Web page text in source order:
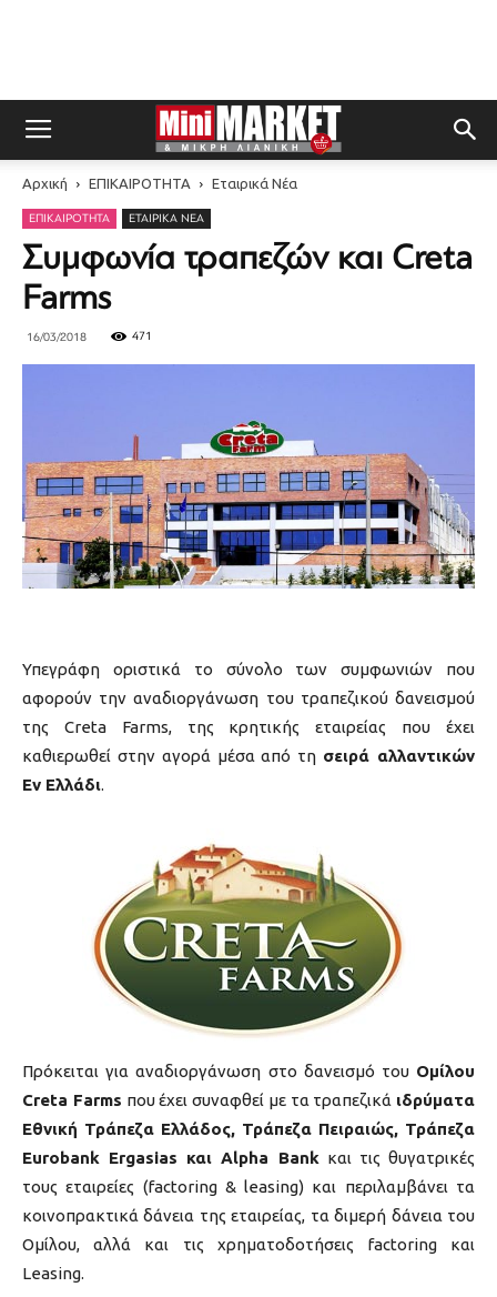
Αρχική ΕΠΙΚΑΙΡΟΤΗΤΑ Εταιρικά Νέα
ΕΠΙΚΑΙΡΟΤΗΤΑ ΕΤΑΙΡΙΚΆ ΝΈΑ
Συμφωνία τραπεζών και Creta
Farms
16/03/2018 471
Υπεγράφη οριστικά το σύνολο των συμφωνιών που
αφορούν την αναδιοργάνωση του τραπεζικού δανεισμού
της Creta Farms, της κρητικής εταιρείας που έχει
καθιερωθεί στην αγορά μέσα από τη σειρά αλλαντικών
Εν Ελλάδι.
Πρόκειται για αναδιοργάνωση στο δανεισμό του Ομίλου
Creta Farms που έχει συναφθεί με τα τραπεζικά ιδρύματα
Εθνική Τράπεζα Ελλάδος, Τράπεζα Πειραιώς, Τράπεζα
Eurobank Ergasias και Alpha Bankκαι τις θυγατρικές
τους εταιρείες (factoring & leasing) και περιλαμβάνει τα
κοινοπρακτικά δάνεια της εταιρείας, τα διμερή δάνεια του
Ομίλου, αλλά και τις χρηματοδοτήσεις factoring και
Leasing.